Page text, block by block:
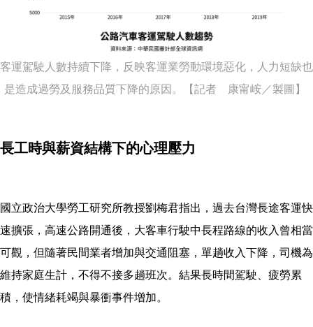
客運駕駛人數持續下降，反映客運業勞動環境惡化，人力短缺也
是造成過勞及服務品質下降的原因。【記者 康甯峖／製圖】
長工時與薪資結構下的心理壓力
國立政治大學勞工研究所教授劉梅君指出，過去台灣長途客運快
速擴張，高速公路開通後，大客車行駛中長程路線的收入曾相當
可觀，但隨著民間業者增加與交通阻塞，單趟收入下降，司機為
維持家庭生計，不得不接多趟班次。結果長時間駕駛、疲勞累
積，使情緒耗竭與暴衝事件增加。